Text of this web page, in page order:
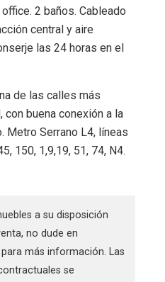
2 baños. Cableado
central y aire
las 24 horas en el
de las calles más
buena conexión a la
Metro Serrano L4, líneas
150, 1,9,19, 51, 74, N4.
a su disposición
no dude en
más información. Las
se